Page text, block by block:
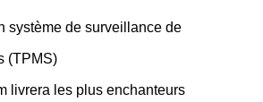
système de surveillance de
(TPMS)
livrera les plus enchanteurs